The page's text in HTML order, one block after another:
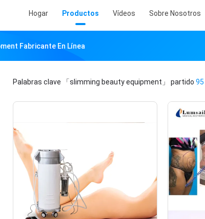
Hogar Productos Vídeos Sobre Nosotros
Fabricante En Línea
Palabras clave 「slimming beauty equipment」 partido 95